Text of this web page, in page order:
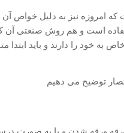
نیز به دلیل خواص
است و هم روش صنعتی آن
به خود را دارند و باید ابتدا
توضیح می دهیم
ورقه شدن و یا به صورت